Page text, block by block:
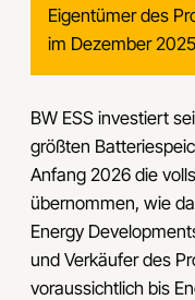
Eigentümer des
im Dezember
BW ESS investiert
größten
Anfang 2026 die
übernommen, wie
Energy
und Verkäufer des
voraussichtlich bis